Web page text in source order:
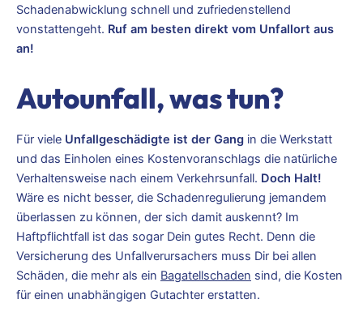
Schadenabwicklung schnell und zufriedenstellend
vonstattengeht. Ruf am besten direkt vom Unfallort aus
an!
Autounfall, was tun?
Für viele Unfallgeschädigte ist der Gang in die Werkstatt
und das Einholen eines Kostenvoranschlags die natürliche
Verhaltensweise nach einem Verkehrsunfall. Doch Halt!
Wäre es nicht besser, die Schadenregulierung jemandem
überlassen zu können, der sich damit auskennt? Im
Haftpflichtfall ist das sogar Dein gutes Recht. Denn die
Versicherung des Unfallverursachers muss Dir bei allen
Schäden, die mehr als ein Bagatellschaden sind, die Kosten
für einen unabhängigen Gutachter erstatten.